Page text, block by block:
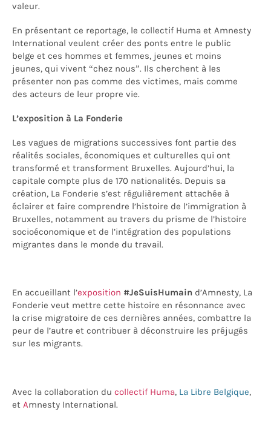
valeur.
En présentant ce reportage, le collectif Huma et Amnesty
International veulent créer des ponts entre le public
belge et ces hommes et femmes, jeunes et moins
jeunes, qui vivent “chez nous”. Ils cherchent à les
présenter non pas comme des victimes, mais comme
des acteurs de leur propre vie.
L’exposition à La Fonderie
Les vagues de migrations successives font partie des
réalités sociales, économiques et culturelles qui ont
transformé et transforment Bruxelles. Aujourd’hui, la
capitale compte plus de 170 nationalités. Depuis sa
création, La Fonderie s’est régulièrement attachée à
éclairer et faire comprendre l’histoire de l’immigration à
Bruxelles, notamment au travers du prisme de l’histoire
socioéconomique et de l’intégration des populations
migrantes dans le monde du travail.
En accueillant l’exposition #JeSuisHumain d’Amnesty, La
Fonderie veut mettre cette histoire en résonnance avec
la crise migratoire de ces dernières années, combattre la
peur de l’autre et contribuer à déconstruire les préjugés
sur les migrants.
Avec la collaboration du collectif Huma, La Libre Belgique,
et Amnesty International.